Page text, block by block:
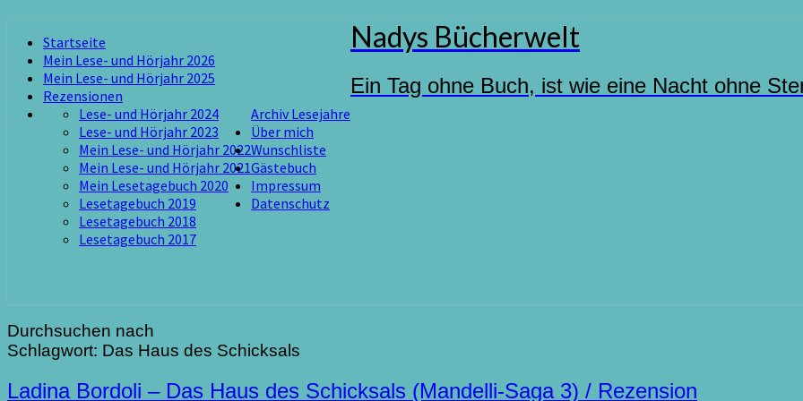
content
Startseite
Mein Lese- und Hörjahr 2026
Mein Lese- und Hörjahr 2025
Rezensionen
Archiv Lesejahre
Lese- und Hörjahr 2024
Lese- und Hörjahr 2023
Mein Lese- und Hörjahr 2022
Mein Lese- und Hörjahr 2021
Mein Lesetagebuch 2020
Lesetagebuch 2019
Lesetagebuch 2018
Lesetagebuch 2017
Über mich
Wunschliste
Gästebuch
Impressum
Datenschutz
Nadys Bücherwelt
Ein Tag ohne Buch, ist wie eine Nacht ohne
Durchsuchen nach
Schlagwort: Das Haus des Schicksals
Ladina
Ladina Bordoli – Das Haus des Schicksals (Mandelli-Saga 3) / Rezension